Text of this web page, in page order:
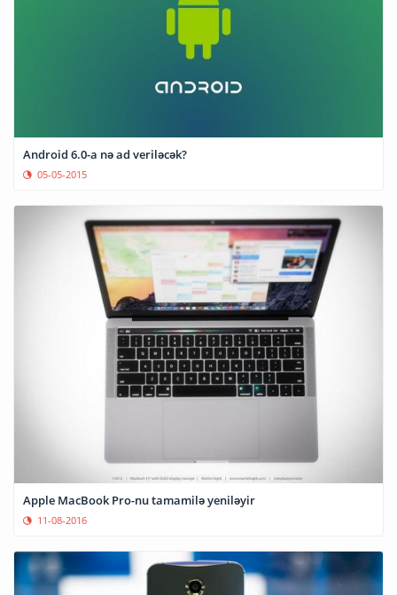
Android 6.0-a nə ad veriləcək?
05-05-2015
Apple MacBook Pro-nu tamamilə yeniləyir
11-08-2016